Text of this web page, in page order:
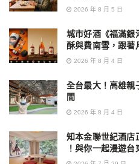
2026 年 8 月 5 日
城市好酒《福滿銀
酥與費南雪，跟著
2026 年 8 月 4 日
全台最大！高雄親
間
2026 年 8 月 4 日
知本金聯世紀酒店
！與你一起漫遊台